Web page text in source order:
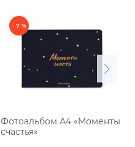
- 7 %
Фотоальбом А4 «Моменты
счастья»